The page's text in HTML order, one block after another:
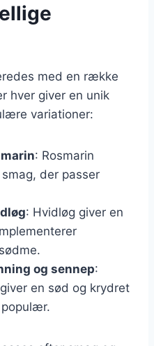
med en række
hver giver en unik
variationer:
: Rosmarin
der passer
: Hvidløg giver en
og sennep:
en sød og krydret